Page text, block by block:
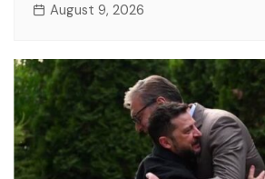
August 9, 2026